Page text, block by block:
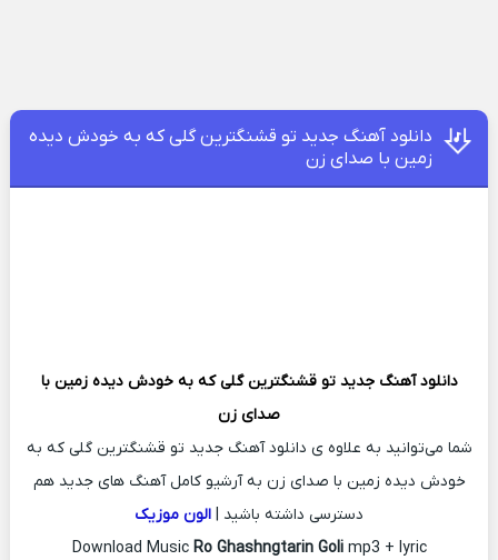
دانلود آهنگ جدید تو قشنگترین گلی که به خودش دیده
زمین با صدای زن
دانلود آهنگ جدید تو قشنگترین گلی که به خودش دیده زمین با
صدای زن
شما می‌توانید به علاوه ی دانلود آهنگ جدید تو قشنگترین گلی که به
خودش دیده زمین با صدای زن به آرشیو کامل آهنگ های جدید هم
دسترسی داشته باشید | الون موزیک
Download Music Ro Ghashngtarin Goli mp3 + lyric